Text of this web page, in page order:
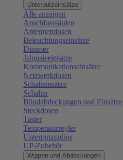
Unterputzeinsätze
Alle anzeigen
Anschlusssäulen
Antennendosen
Beleuchtungseinsätze
Dimmer
Jalousieeinsätze
Kommunikationseinsätze
Netzwerkdosen
Schalteinsätze
Schalter
Blindabdeckungen und Einsätze
Steckdosen
Taster
Temperaturregler
Unterputzradios
UP-Zubehör
Wippen und Abdeckungen